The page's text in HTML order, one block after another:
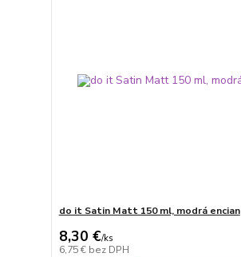
do it Satin Matt 150 ml, modrá encian
8,30 €/ks
6,75 € bez DPH